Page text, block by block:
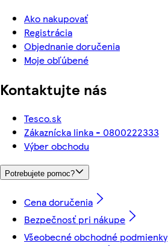
Ako nakupovať
Registrácia
Objednanie doručenia
Moje obľúbené
Kontaktujte nás
Tesco.sk
Zákaznícka linka - 0800222333
Výber obchodu
Potrebujete pomoc?
Cena doručenia
Bezpečnosť pri nákupe
Všeobecné obchodné podmienky